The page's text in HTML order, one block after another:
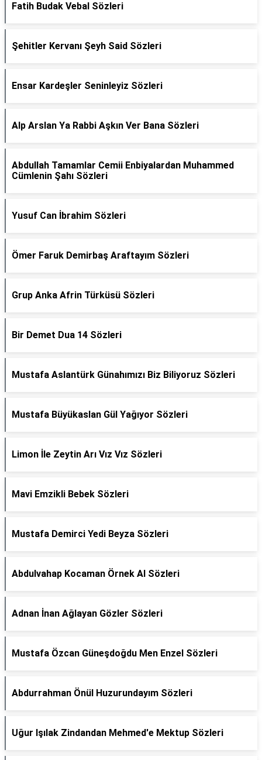
Fatih Budak Vebal Sözleri
Şehitler Kervanı Şeyh Said Sözleri
Ensar Kardeşler Seninleyiz Sözleri
Alp Arslan Ya Rabbi Aşkın Ver Bana Sözleri
Abdullah Tamamlar Cemii Enbiyalardan Muhammed
Cümlenin Şahı Sözleri
Yusuf Can İbrahim Sözleri
Ömer Faruk Demirbaş Araftayım Sözleri
Grup Anka Afrin Türküsü Sözleri
Bir Demet Dua 14 Sözleri
Mustafa Aslantürk Günahımızı Biz Biliyoruz Sözleri
Mustafa Büyükaslan Gül Yağıyor Sözleri
Limon İle Zeytin Arı Vız Vız Sözleri
Mavi Emzikli Bebek Sözleri
Mustafa Demirci Yedi Beyza Sözleri
Abdulvahap Kocaman Örnek Al Sözleri
Adnan İnan Ağlayan Gözler Sözleri
Mustafa Özcan Güneşdoğdu Men Enzel Sözleri
Abdurrahman Önül Huzurundayım Sözleri
Uğur Işılak Zindandan Mehmed'e Mektup Sözleri